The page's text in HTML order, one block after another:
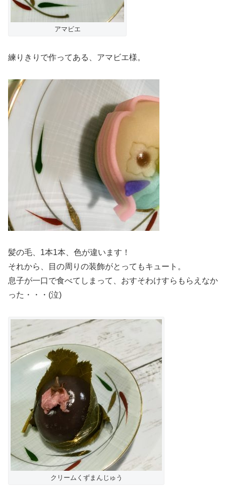
アマビエ
練りきりで作ってある、アマビエ様。
髪の毛、1本1本、色が違います！
それから、目の周りの装飾がとってもキュート。
息子が一口で食べてしまって、おすそわけすらもらえなか
った・・・(泣)
クリームくずまんじゅう